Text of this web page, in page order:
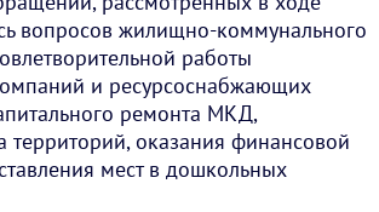
вопросов жилищно-коммунального
работы
и ресурсоснабжающих
ремонта МКД,
территорий, оказания финансовой
мест в дошкольных